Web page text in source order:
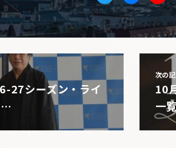
27シーズン・ライ
…
次の
10
一